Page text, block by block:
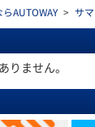
AUTOWAY > サ
りません。